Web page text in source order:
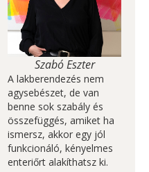
Szabó Eszter
A lakberendezés nem
agysebészet, de van
benne sok szabály és
összefüggés, amiket ha
ismersz, akkor egy jól
funkcionáló, kényelmes
enteriőrt alakíthatsz ki.